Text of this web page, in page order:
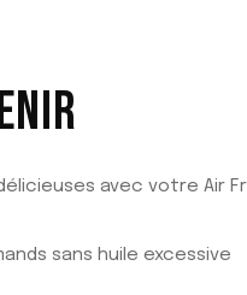
avec votre Air
sans huile excessive